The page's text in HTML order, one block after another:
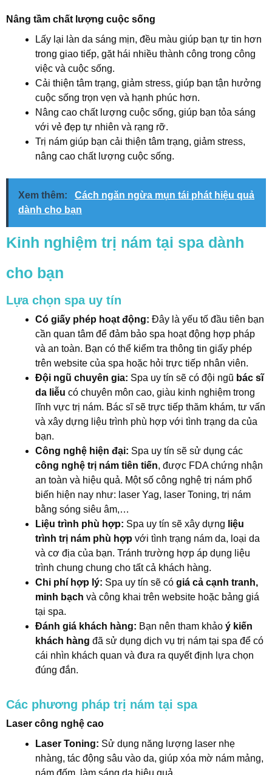
Nâng tầm chất lượng cuộc sống
Lấy lại làn da sáng mịn, đều màu giúp bạn tự tin hơn
trong giao tiếp, gặt hái nhiều thành công trong công
việc và cuộc sống.
Cải thiện tâm trạng, giảm stress, giúp bạn tận hưởng
cuộc sống trọn vẹn và hạnh phúc hơn.
Nâng cao chất lượng cuộc sống, giúp bạn tỏa sáng
với vẻ đẹp tự nhiên và rạng rỡ.
Trị nám giúp bạn cải thiện tâm trạng, giảm stress,
nâng cao chất lượng cuộc sống.
Xem thêm:
Cách ngăn ngừa mụn tái phát hiệu quả
dành cho bạn
Kinh nghiệm trị nám tại spa dành
cho bạn
Lựa chọn spa uy tín
Có giấy phép hoạt động: Đây là yếu tố đầu tiên bạn
cần quan tâm để đảm bảo spa hoạt động hợp pháp
và an toàn. Bạn có thể kiểm tra thông tin giấy phép
trên website của spa hoặc hỏi trực tiếp nhân viên.
Đội ngũ chuyên gia: Spa uy tín sẽ có đội ngũ bác sĩ
da liễu có chuyên môn cao, giàu kinh nghiệm trong
lĩnh vực trị nám. Bác sĩ sẽ trực tiếp thăm khám, tư vấn
và xây dựng liệu trình phù hợp với tình trạng da của
bạn.
Công nghệ hiện đại: Spa uy tín sẽ sử dụng các
công nghệ trị nám tiên tiến, được FDA chứng nhận
an toàn và hiệu quả. Một số công nghệ trị nám phổ
biến hiện nay như: laser Yag, laser Toning, trị nám
bằng sóng siêu âm,…
Liệu trình phù hợp: Spa uy tín sẽ xây dựng liệu
trình trị nám phù hợp với tình trạng nám da, loại da
và cơ địa của bạn. Tránh trường hợp áp dụng liệu
trình chung chung cho tất cả khách hàng.
Chi phí hợp lý: Spa uy tín sẽ có giá cả cạnh tranh,
minh bạch và công khai trên website hoặc bảng giá
tại spa.
Đánh giá khách hàng: Bạn nên tham khảo ý kiến
khách hàng đã sử dụng dịch vụ trị nám tại spa để có
cái nhìn khách quan và đưa ra quyết định lựa chọn
đúng đắn.
Các phương pháp trị nám tại spa
Laser công nghệ cao
Laser Toning: Sử dụng năng lượng laser nhẹ
nhàng, tác động sâu vào da, giúp xóa mờ nám mảng,
nám đốm, làm sáng da hiệu quả.